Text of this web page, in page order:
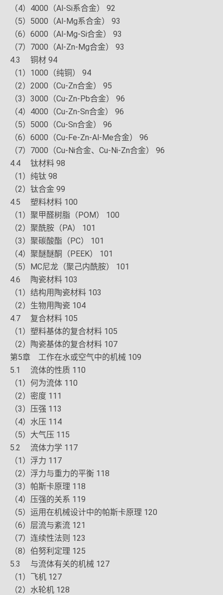
（4）4000（Al-Si系合金） 92
（5）5000（Al-Mg系合金） 93
（6）6000（Al-Mg-Si合金） 93
（7）7000（Al-Zn-Mg合金） 93
4.3 铜材 94
（1）1000（纯铜） 94
（2）2000（Cu-Zn合金） 95
（3）3000（Cu-Zn-Pb合金） 96
（4）4000（Cu-Zn-Sn合金） 96
（5）5000（Cu-Sn合金） 96
（6）6000（Cu-Fe-Zn-Al-Me合金） 96
（7）7000（Cu-Ni合金、Cu-Ni-Zn合金） 96
4.4 钛材料 98
（1）纯钛 98
（2）钛合金 99
4.5 塑料材料 100
（1）聚甲醛树脂（POM） 100
（2）聚酰胺（PA） 101
（3）聚碳酸酯（PC） 101
（4）聚醚醚酮（PEEK） 101
（5）MC尼龙（聚己内酰胺） 101
4.6 陶瓷材料 103
（1）结构用陶瓷材料 103
（2）生物用陶瓷 104
4.7 复合材料 105
（1）塑料基体的复合材料 105
（2）陶瓷基体的复合材料 107
第5章 工作在水或空气中的机械 109
5.1 流体的性质 110
（1）何为流体 110
（2）密度 111
（3）压强 113
（4）水压 114
（5）大气压 115
5.2 流体力学 117
（1）浮力 117
（2）浮力与重力的平衡 118
（3）帕斯卡原理 118
（4）压强的关系 119
（5）运用在机械设计中的帕斯卡原理 120
（6）层流与紊流 121
（7）连续性法则 123
（8）伯努利定理 125
5.3 与流体有关的机械 127
（1）飞机 127
（2）水轮机 128